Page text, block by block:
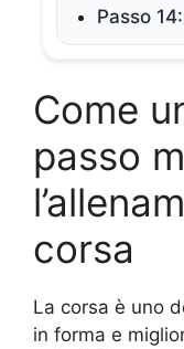
Passo
Come
passo
corsa
La corsa è uno
in forma e